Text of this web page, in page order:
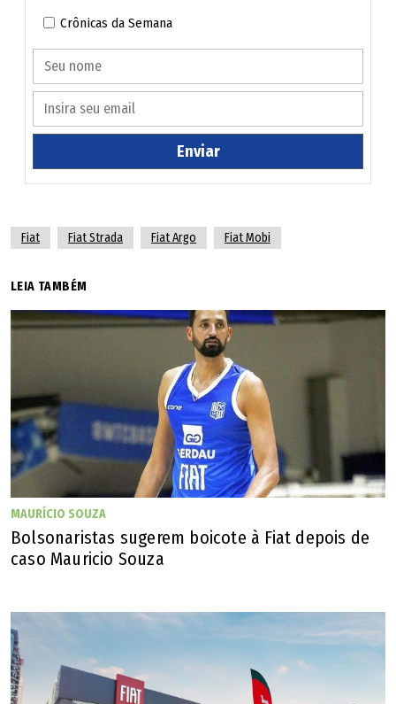
Crônicas da Semana
Enviar
Fiat Fiat Strada Fiat Argo Fiat Mobi
LEIA TAMBÉM
MAURÍCIO SOUZA
Bolsonaristas sugerem boicote à Fiat depois de
caso Mauricio Souza